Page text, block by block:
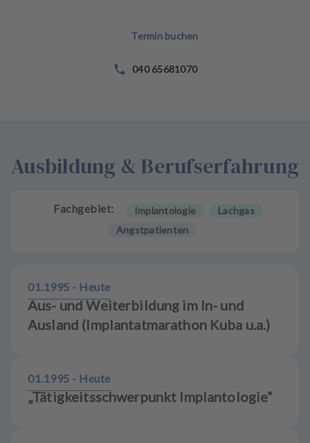
Termin buchen
040 65681070
Ausbildung & Berufserfahrung
Fachgebiet: Implantologie
Lachgas
Angstpatienten
01.1995 - Heute
Aus- und Weiterbildung im In- und
Ausland (Implantatmarathon Kuba u.a.)
01.1995 - Heute
„Tätigkeitsschwerpunkt Implantologie“